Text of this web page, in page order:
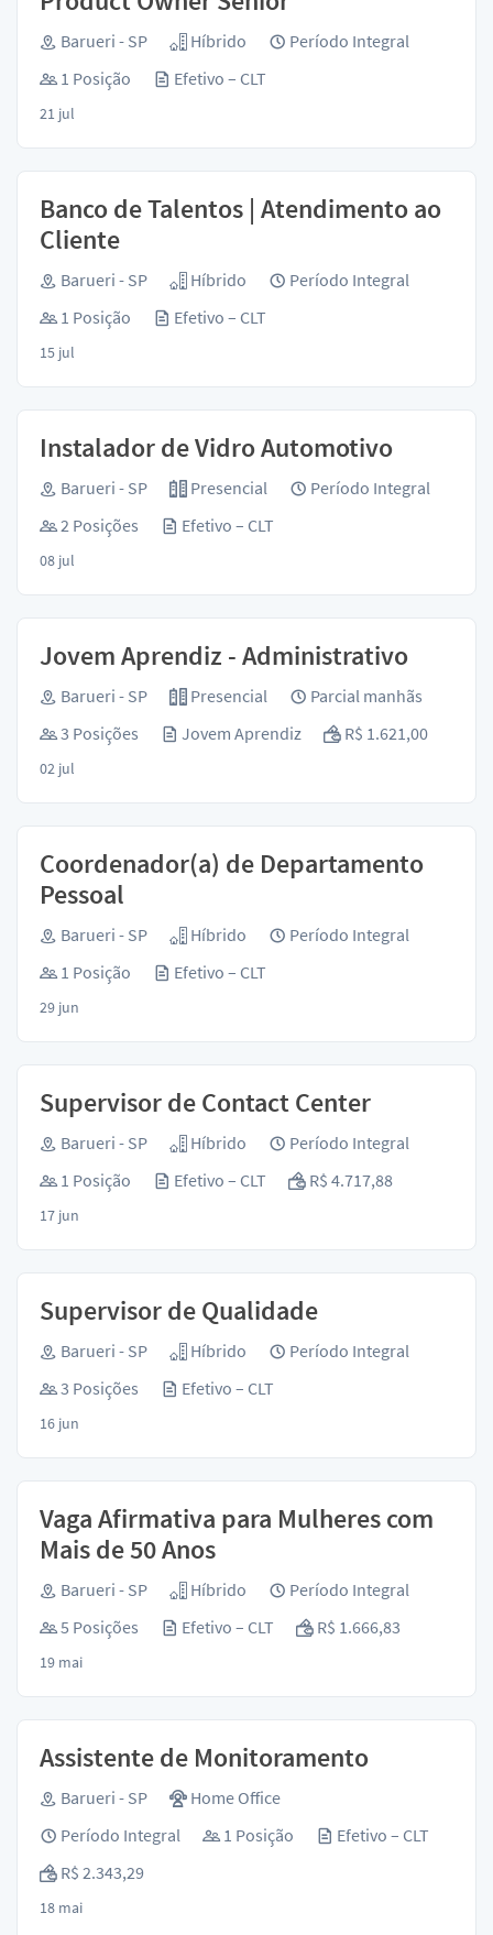
Barueri - SP Híbrido
Período Integral
1 Posição
Efetivo – CLT
21 jul
Banco de Talentos | Atendimento ao
Cliente
Barueri - SP Híbrido
Período Integral
1 Posição
Efetivo – CLT
15 jul
Instalador de Vidro Automotivo
Barueri - SP Presencial
Período Integral
2 Posições
Efetivo – CLT
08 jul
Jovem Aprendiz - Administrativo
Barueri - SP Presencial
Parcial manhãs
3 Posições
Jovem Aprendiz R$ 1.621,00
02 jul
Coordenador(a) de Departamento
Pessoal
Barueri - SP Híbrido
Período Integral
1 Posição
Efetivo – CLT
29 jun
Supervisor de Contact Center
Barueri - SP Híbrido
Período Integral
1 Posição
Efetivo – CLT R$ 4.717,88
17 jun
Supervisor de Qualidade
Barueri - SP Híbrido
Período Integral
3 Posições
Efetivo – CLT
16 jun
Vaga Afirmativa para Mulheres com
Mais de 50 Anos
Barueri - SP Híbrido
Período Integral
5 Posições
Efetivo – CLT R$ 1.666,83
19 mai
Assistente de Monitoramento
Barueri - SP
Home Office
Período Integral
1 Posição
Efetivo – CLT
R$ 2.343,29
18 mai